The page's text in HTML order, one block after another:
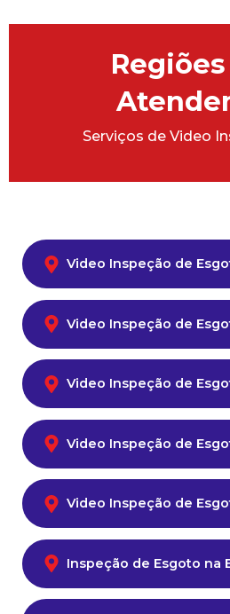
Serviços de Video
Video Inspeção de
Video Inspeção de
Video Inspeção de
Video Inspeção de
Video Inspeção de
Inspeção de Esgoto na